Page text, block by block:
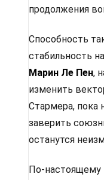
продолжения
Способность
стабильность
Марин Ле Пен,
изменить
Стармера, пока
заверить
останутся
По-настоящему